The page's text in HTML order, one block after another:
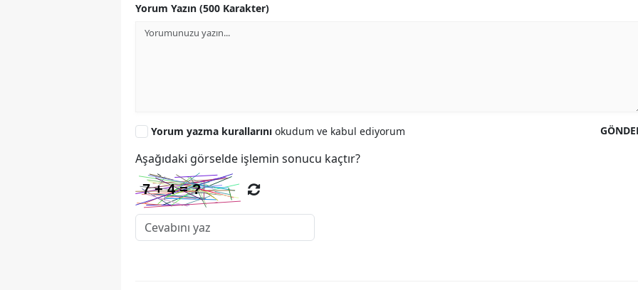
Yorum Yazın (500 Karakter)
Yorum yazma kurallarını okudum ve kabul ediyorum
Aşağıdaki görselde işlemin sonucu kaçtır?